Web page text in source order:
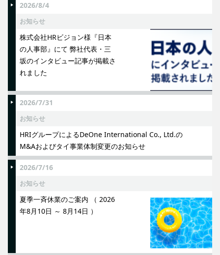
2026/8/4
お知らせ
株式会社HRビジョン様『日本
の人事部』にて 弊社代表・三
坂のインタビュー記事が掲載さ
れました
2026/7/31
お知らせ
HRIグループによるDeOne International Co., Ltd.の
M&Aおよびタイ事業体制変更のお知らせ
2026/7/16
お知らせ
夏季一斉休業のご案内 （ 2026
年8月10日 ～ 8月14日 ）